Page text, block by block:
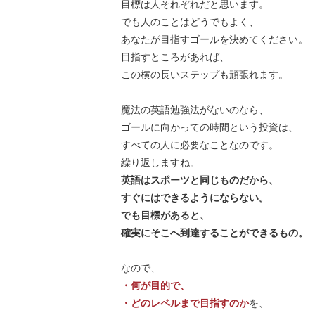
目標は人それぞれだと思います。
でも人のことはどうでもよく、
あなたが目指すゴールを決めてください。
目指すところがあれば、
この横の長いステップも頑張れます。
魔法の英語勉強法がないのなら、
ゴールに向かっての時間という投資は、
すべての人に必要なことなのです。
繰り返しますね。
英語はスポーツと同じものだから、
すぐにはできるようにならない。
でも目標があると、
確実にそこへ到達することができるもの。
なので、
・何が目的で、
・どのレベルまで目指すのかを、